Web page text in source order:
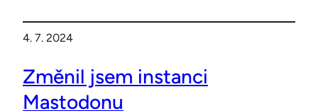
4. 7. 2024
Změnil jsem instanci
Mastodonu